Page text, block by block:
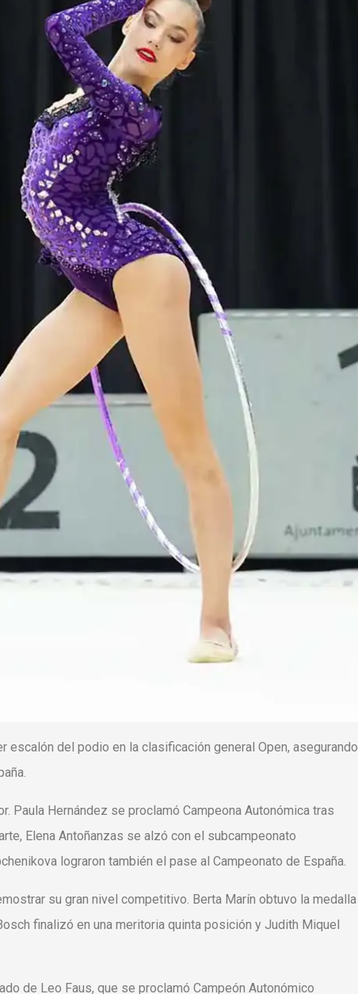
escalón del podio en la clasificación general Open, asegurando
Paula Hernández se proclamó Campeona Autonómica tras
Elena Antoñanzas se alzó con el subcampeonato
lograron también el pase al Campeonato de España.
su gran nivel competitivo. Berta Marín obtuvo la medalla
finalizó en una meritoria quinta posición y Judith Miquel
de Leo Faus, que se proclamó Campeón Autonómico